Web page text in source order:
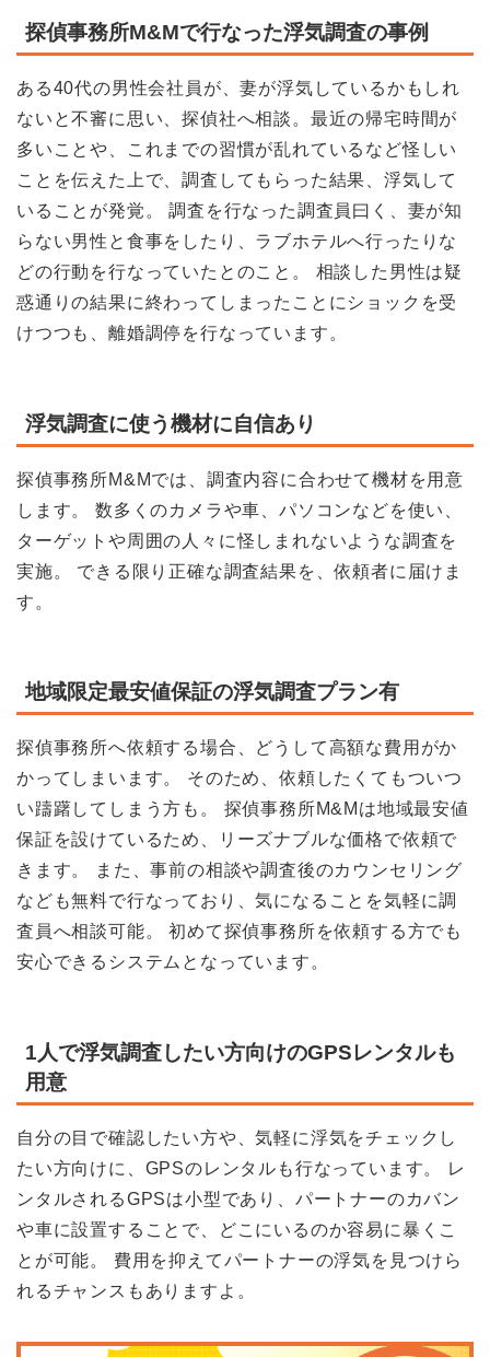
探偵事務所M&Mで行なった浮気調査の事例
ある40代の男性会社員が、妻が浮気しているかもしれ
ないと不審に思い、探偵社へ相談。最近の帰宅時間が
多いことや、これまでの習慣が乱れているなど怪しい
ことを伝えた上で、調査してもらった結果、浮気して
いることが発覚。 調査を行なった調査員曰く、妻が知
らない男性と食事をしたり、ラブホテルへ行ったりな
どの行動を行なっていたとのこと。 相談した男性は疑
惑通りの結果に終わってしまったことにショックを受
けつつも、離婚調停を行なっています。
浮気調査に使う機材に自信あり
探偵事務所M&Mでは、調査内容に合わせて機材を用意
します。 数多くのカメラや車、パソコンなどを使い、
ターゲットや周囲の人々に怪しまれないような調査を
実施。 できる限り正確な調査結果を、依頼者に届けま
す。
地域限定最安値保証の浮気調査プラン有
探偵事務所へ依頼する場合、どうして高額な費用がか
かってしまいます。 そのため、依頼したくてもついつ
い躊躇してしまう方も。 探偵事務所M&Mは地域最安値
保証を設けているため、リーズナブルな価格で依頼で
きます。 また、事前の相談や調査後のカウンセリング
なども無料で行なっており、気になることを気軽に調
査員へ相談可能。 初めて探偵事務所を依頼する方でも
安心できるシステムとなっています。
1人で浮気調査したい方向けのGPSレンタルも
用意
自分の目で確認したい方や、気軽に浮気をチェックし
たい方向けに、GPSのレンタルも行なっています。 レ
ンタルされるGPSは小型であり、パートナーのカバン
や車に設置することで、どこにいるのか容易に暴くこ
とが可能。 費用を抑えてパートナーの浮気を見つけら
れるチャンスもありますよ。